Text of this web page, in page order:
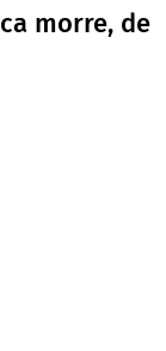
morre, de